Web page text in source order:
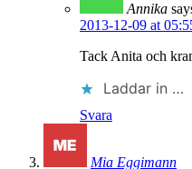
Annika
2013-12-09 at
Tack Anita och
Laddar in …
Svara
Mia Eggimann